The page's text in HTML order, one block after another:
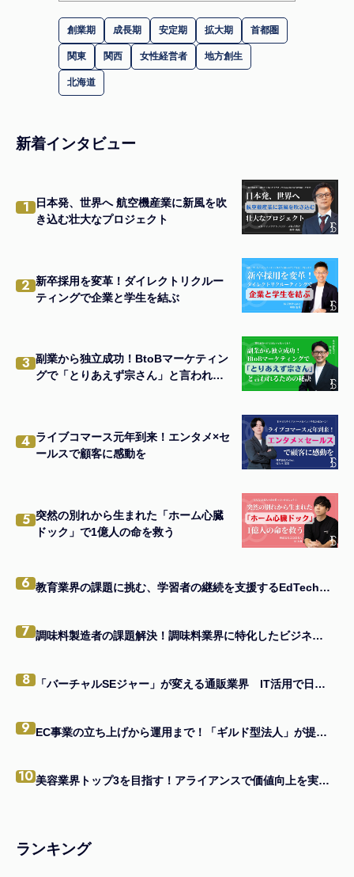
創業期 成長期 安定期 拡大期 首都圏
関東 関西 女性経営者 地方創生
北海道
新着インタビュー
1
日本発、世界へ 航空機産業に新風を吹
き込む壮大なプロジェクト
2 新卒採用を変革！ダイレクトリクルー
ティングで企業と学生を結ぶ
3 副業から独立成功！BtoBマーケティン
グで「とりあえず宗さん」と言われる
4 ライブコマース元年到来！エンタメ×セ
ールスで顧客に感動を
5 突然の別れから生まれた「ホーム心臓
ドック」で1億人の命を救う
6 教育業界の課題に挑む、学習者の継続を支援するEdTechアプリの秘訣とは
7 調味料製造者の課題解決！調味料業界に特化したビジネスモデルの真髄
8 「バーチャルSEジャー」が変える通販業界 IT活用で日本一を目指す企業の味方になる
9 EC事業の立ち上げから運用まで！「ギルド型法人」が提供する一貫支援とは
10 美容業界トップ3を目指す！アライアンスで価値向上を実現する経営者の戦略
ランキング